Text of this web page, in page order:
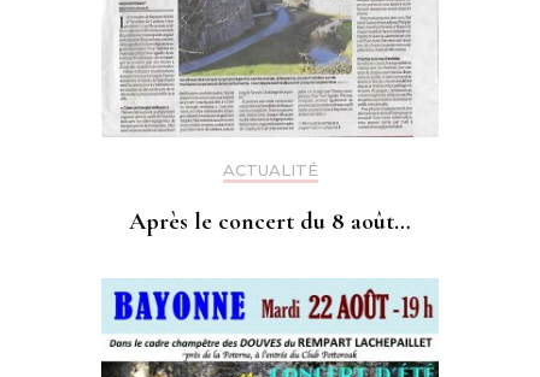
ACTUALITÉ
Après le concert du 8 août…